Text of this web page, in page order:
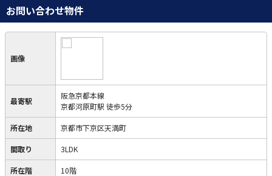
お問い合わせ物件
画像
最寄駅
阪急京都本線
京都河原町駅 徒歩5分
所在地 京都市下京区天満町
間取り 3LDK
所在階 10階